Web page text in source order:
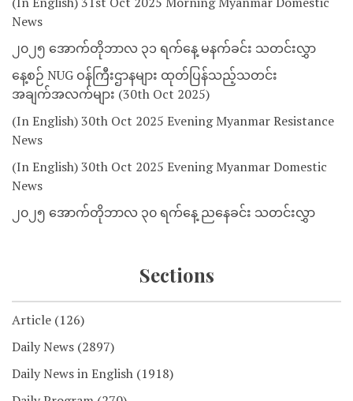
News
၂၀၂၅ အောက်တိုဘာလ ၃၁ ရက်နေ့ မနက်ခင်း သတင်းလွှာ
နေ့စဉ် NUG ဝန်ကြီးဌာနများ ထုတ်ပြန်သည့်သတင်း
အချက်အလက်များ (30th Oct 2025)
(In English) 30th Oct 2025 Evening Myanmar Resistance
News
(In English) 30th Oct 2025 Evening Myanmar Domestic
News
၂၀၂၅ အောက်တိုဘာလ ၃၀ ရက်နေ့ ညနေခင်း သတင်းလွှာ
Sections
Article (126)
Daily News (2897)
Daily News in English (1918)